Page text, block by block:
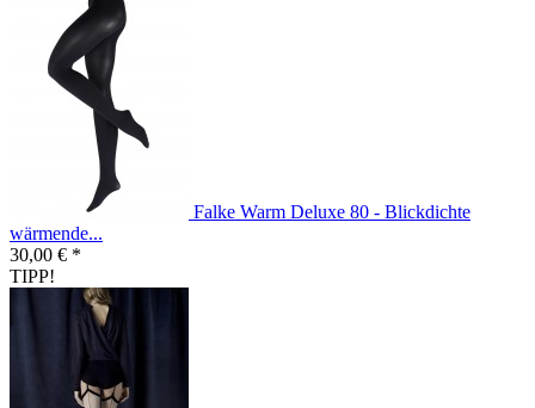
Falke Warm Deluxe 80 - Blickdichte
wärmende...
30,00 € *
TIPP!